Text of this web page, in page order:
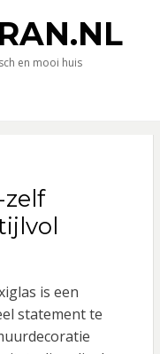
en mooi huis
is een
statement te